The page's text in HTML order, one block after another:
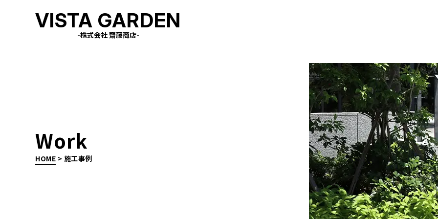
VISTA GARDEN
-株式会社 齋藤商店-
Work
HOME > 施工事例